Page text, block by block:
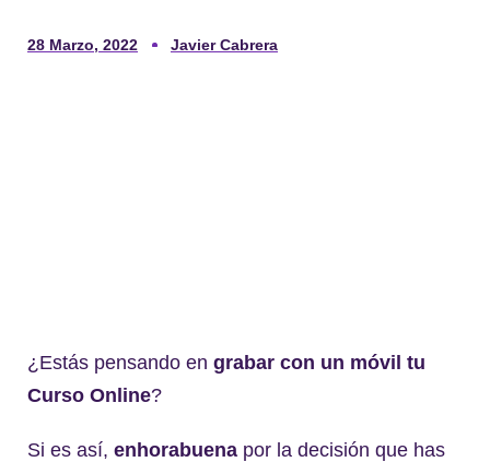
28 Marzo, 2022 Javier Cabrera
¿Estás pensando en grabar con un móvil tu
Curso Online?
Si es así, enhorabuena por la decisión que has